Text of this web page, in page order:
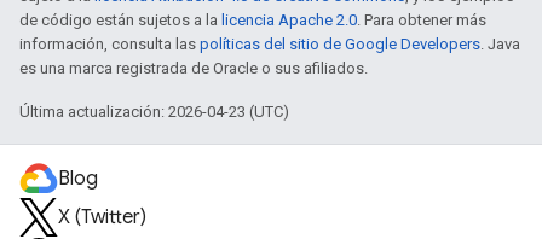
de código están sujetos a la licencia Apache 2.0. Para obtener más
información, consulta las políticas del sitio de Google Developers. Java
es una marca registrada de Oracle o sus afiliados.
Última actualización: 2026-04-23 (UTC)
Blog
X (Twitter)